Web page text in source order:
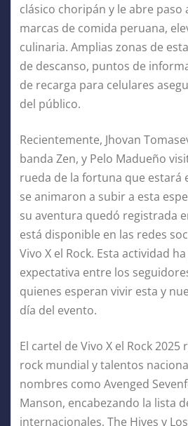
clásico choripán y le abre paso
marcas de comida peruana,
culinaria. Amplias zonas de
de descanso, puntos de
de recarga para celulares
del público.
Recientemente, Jhovan
banda Zen, y Pelo Madueño
rueda de la fortuna que estará
se animaron a subir a esta
su aventura quedó registrada
está disponible en las redes
Vivo X el Rock. Esta actividad
expectativa entre los
quienes esperan vivir esta y
día del evento.
El cartel de Vivo X el Rock
rock mundial y talentos
nombres como Avenged
Manson, encabezando la lista
internacionales, The Hives y